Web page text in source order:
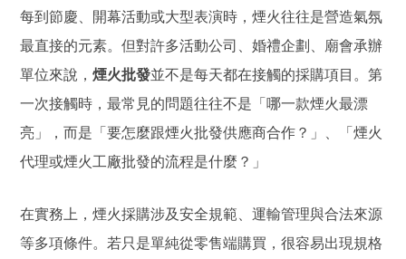
每到節慶、開幕活動或大型表演時，煙火往往是營造氣氛
最直接的元素。但對許多活動公司、婚禮企劃、廟會承辦
單位來說， 煙火批發並不是每天都在接觸的採購項目。第
一次接觸時，最常見的問題往往不是「哪一款煙火最漂
亮」，而是「要怎麼跟煙火批發供應商合作？」、「煙火
代理或煙火工廠批發的流程是什麼？」
在實務上，煙火採購涉及安全規範、運輸管理與合法來源
等多項條件。若只是單純從零售端購買，很容易出現規格